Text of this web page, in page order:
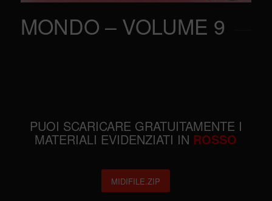
MONDO – VOLUME 9
PUOI SCARICARE GRATUITAMENTE I
MATERIALI EVIDENZIATI IN ROSSO
MIDIFILE.ZIP